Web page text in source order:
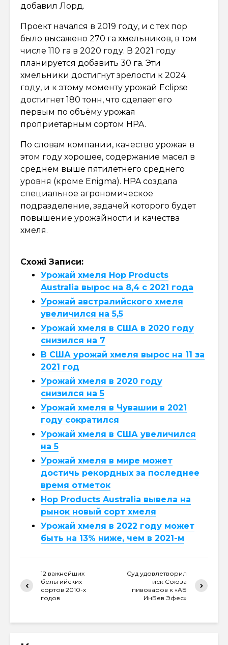
добавил Лорд.
Проект начался в 2019 году, и с тех пор
было высажено 270 га хмельников, в том
числе 110 га в 2020 году. В 2021 году
планируется добавить 30 га. Эти
хмельники достигнут зрелости к 2024
году, и к этому моменту урожай Eclipse
достигнет 180 тонн, что сделает его
первым по объёму урожая
проприетарным сортом HPA.
По словам компании, качество урожая в
этом году хорошее, содержание масел в
среднем выше пятилетнего среднего
уровня (кроме Enigma). HPA создала
специальное агрономическое
подразделение, задачей которого будет
повышение урожайности и качества
хмеля.
Схожі Записи:
Урожай хмеля Hop Products
Australia вырос на 8,4 с 2021 года
Урожай австралийского хмеля
увеличился на 5,5
Урожай хмеля в США в 2020 году
снизился на 7
В США урожай хмеля вырос на 11 за
2021 год
Урожай хмеля в 2020 году
снизился на 5
Урожай хмеля в Чувашии в 2021
году сократился
Урожай хмеля в США увеличился
на 5
Урожай хмеля в мире может
достичь рекордных за последнее
время отметок
Hop Products Australia вывела на
рынок новый сорт хмеля
Урожай хмеля в 2022 году может
быть на 13% ниже, чем в 2021-м
12 важнейших
бельгийских
сортов 2010-х
годов
Суд удовлетворил
иск Союза
пивоваров к «АБ
ИнБев Эфес»